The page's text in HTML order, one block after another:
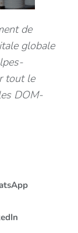
de
globale
tout le
DOM-